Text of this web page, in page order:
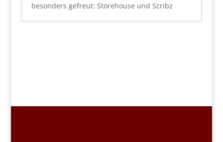
besonders gefreut: Storehouse und Scribz